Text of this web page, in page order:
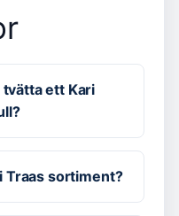
ett Kari
Traas sortiment?